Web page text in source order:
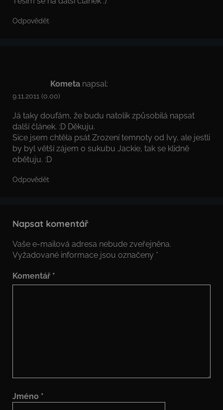
Odpovědět
Kometa napsal:
9.11.2011 (0.00)
Já taky doufám, že budu natolik způsobilá napsat
další článek. :D Děkuju.
Sice jsem chtěla psát Zrození temnoty od Ivy, ale jestli
by byl větší zájem o sukubu Jackie, tak se klidně
obětuju. :D
Odpovědět
Napsat komentář
Vaše e-mailová adresa nebude zveřejněna.
Vyžadované informace jsou označeny *
Komentář *
Jméno *